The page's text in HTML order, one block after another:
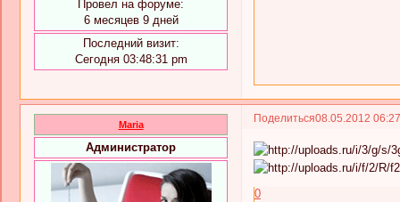
Провел на форуме:
6 месяцев 9 дней
Последний визит:
Сегодня 03:48:31 pm
Поделиться08.05.2012
Maria
Администратор
0